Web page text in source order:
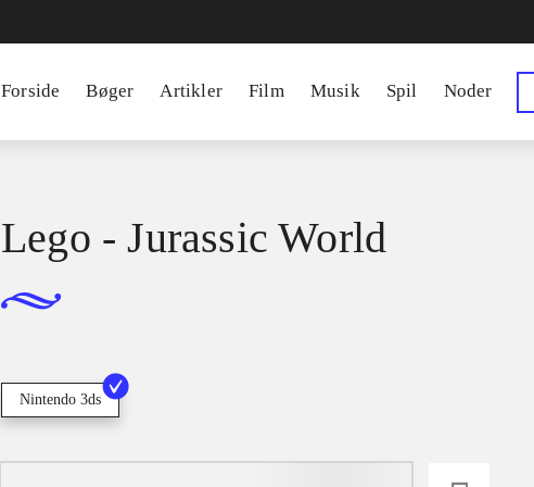
Forside Bøger Artikler Film Musik Spil Noder
Lego - Jurassic World
Nintendo 3ds